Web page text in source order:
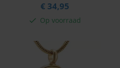
€ 34,95
check Op voorraad